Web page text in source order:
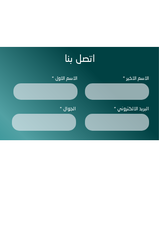
اتصل بنا
الاسم الاول
الجوال
الاسم الاخير
البريد الالكتروني
ملاحظات